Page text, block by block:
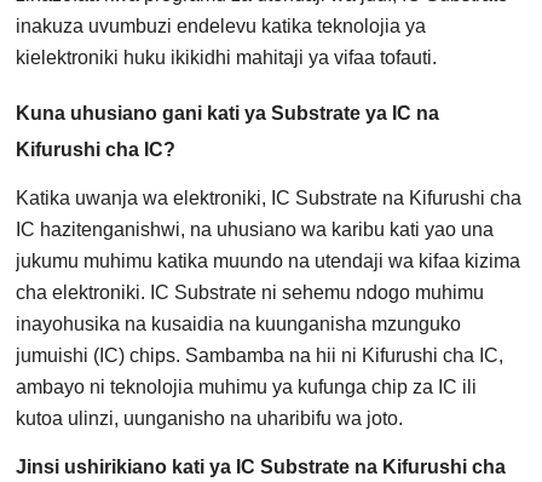
inakuza uvumbuzi endelevu katika teknolojia ya
kielektroniki huku ikikidhi mahitaji ya vifaa tofauti.
Kuna uhusiano gani kati ya Substrate ya IC na
Kifurushi cha IC?
Katika uwanja wa elektroniki, IC Substrate na Kifurushi cha
IC hazitenganishwi, na uhusiano wa karibu kati yao una
jukumu muhimu katika muundo na utendaji wa kifaa kizima
cha elektroniki. IC Substrate ni sehemu ndogo muhimu
inayohusika na kusaidia na kuunganisha mzunguko
jumuishi (IC) chips. Sambamba na hii ni Kifurushi cha IC,
ambayo ni teknolojia muhimu ya kufunga chip za IC ili
kutoa ulinzi, uunganisho na uharibifu wa joto.
Jinsi ushirikiano kati ya IC Substrate na Kifurushi cha